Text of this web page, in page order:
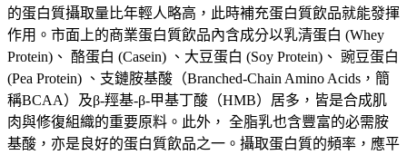
的蛋白質攝取量比年輕人略高，此時補充蛋白質飲品就能發揮
作用。市面上的商業蛋白質飲品內含成分以乳清蛋白 (Whey
Protein)、 酪蛋白 (Casein) 、大豆蛋白 (Soy Protein)、 豌豆蛋白
(Pea Protein) 、支鏈胺基酸（Branched-Chain Amino Acids，簡
稱BCAA）及β-羥基-β-甲基丁酸（HMB）居多，皆是合成肌
肉與修復組織的重要原料。此外， 全脂乳也含豐富的必需胺
基酸，亦是良好的蛋白質飲品之一。攝取蛋白質的頻率，應平